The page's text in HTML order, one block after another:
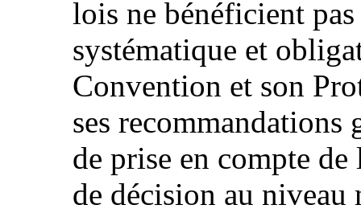
lois ne bénéficient
systématique et
Convention et son
ses recommandations
de prise en compte
de décision au niveau